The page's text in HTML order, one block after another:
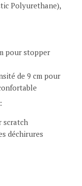
Polyurethane),
pour stopper
de 9 cm pour
scratch
déchirures